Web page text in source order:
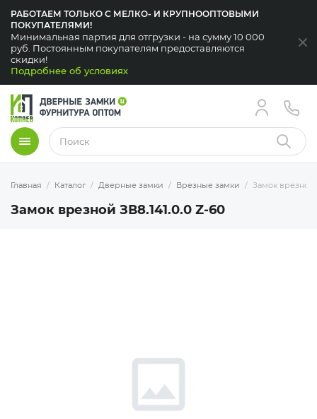
РАБОТАЕМ ТОЛЬКО С МЕЛКО- И КРУПНООПТОВЫМИ
ПОКУПАТЕЛЯМИ!
Минимальная партия для отгрузки - на сумму 10 000
руб. Постоянным покупателям предоставляются
скидки!
Подробнее об условиях
Меню Найти
Главная Каталог Дверные замки Врезные замки Замок врезной
Замок врезной ЗВ8.141.0.0 Z-60